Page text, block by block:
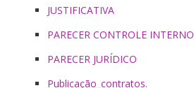
JUSTIFICATIVA
PARECER CONTROLE INTERNO
PARECER JURÍDICO
Publicação_contratos.